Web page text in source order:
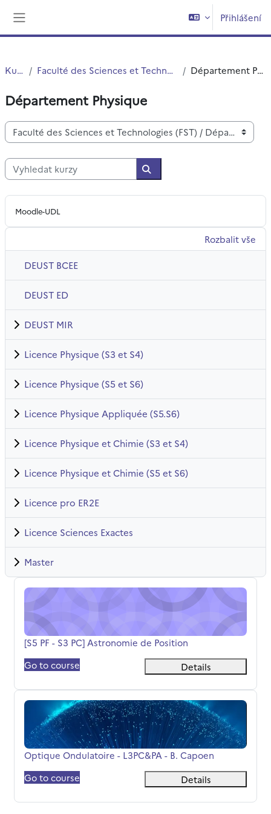
Přihlášení
Kurzy Faculté des Sciences et Technologies (FST) Département Physique
Département Physique
Kategorie kurzů
Vyhledat kurzy
Vyhledat kurzy
Moodle-UDL
Rozbalit vše
DEUST BCEE
DEUST ED
DEUST MIR
Licence Physique (S3 et S4)
Licence Physique (S5 et S6)
Licence Physique Appliquée (S5.S6)
Licence Physique et Chimie (S3 et S4)
Licence Physique et Chimie (S5 et S6)
Licence pro ER2E
Licence Sciences Exactes
Master
[S5 PF - S3 PC] Astronomie de Position
Název kurzu
[S5 PF - S3 PC] Astronomie de Position
Go to course
Details
Optique Ondulatoire - L3PC&amp;PA - B. Capoen
Název kurzu
Optique Ondulatoire - L3PC&PA - B. Capoen
Go to course
Details